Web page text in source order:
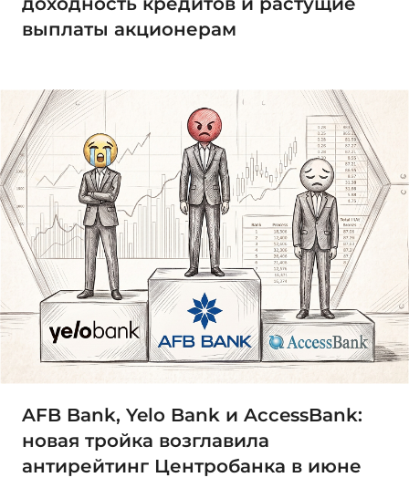
выплаты акционерам
AFB Bank, Yelo Bank и AccessBank:
новая тройка возглавила
антирейтинг Центробанка в июне